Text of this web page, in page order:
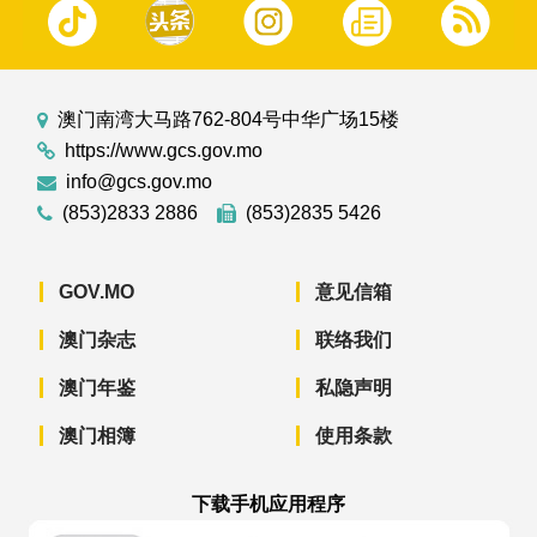
澳门南湾大马路762-804号中华广场15楼
https://www.gcs.gov.mo
info@gcs.gov.mo
(853)2833 2886
(853)2835 5426
GOV.MO
澳门杂志
澳门年鉴
澳门相簿
意见信箱
联络我们
私隐声明
使用条款
下载手机应用程序